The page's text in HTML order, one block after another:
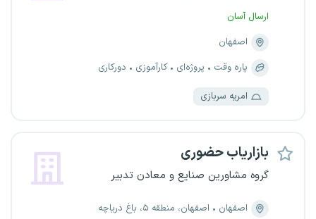
ارسال آسان
اصفهان
پاره وقت
پروژه‌ای کارآموزی دورکاری
امریه سربازی
بازاریاب حضوری
گروه مشاورین صنایع و معادن تدبیر
اصفهان اصفهان، منطقه ۵، باغ دریاچه